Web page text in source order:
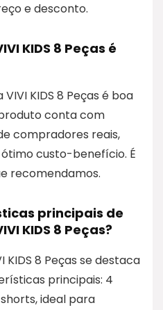
e desconto.
KIDS 8 Peças é
KIDS 8 Peças é boa
conta com
compradores reais,
custo-benefício. É
recomendamos.
principais de
KIDS 8 Peças?
KIDS 8 Peças se destaca
principais: 4
ideal para